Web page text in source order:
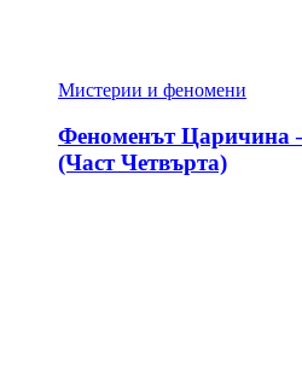
Мистерии и феномени
Феноменът Царичина
(Част Четвърта)